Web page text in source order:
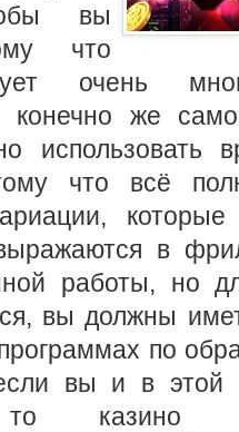
вы
что
очень
конечно же
использовать
что всё
в
работы, но
вы должны
по
вы и в этой
то